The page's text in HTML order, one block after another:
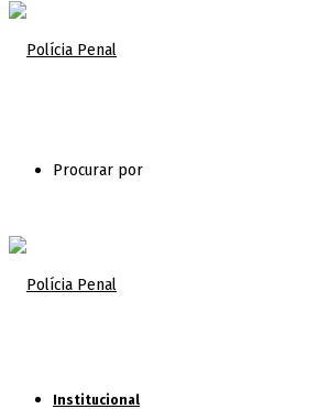
Procurar por
Institucional